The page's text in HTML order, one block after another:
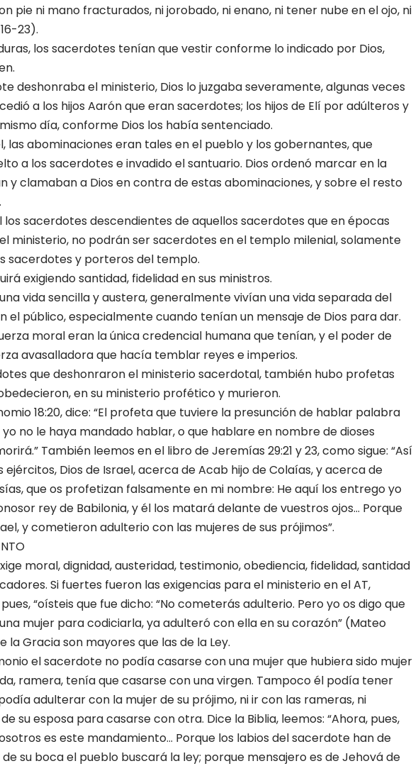
pie ni mano fracturados, ni jorobado, ni enano, ni tener nube en el ojo, ni
23).
los sacerdotes tenían que vestir conforme lo indicado por Dios,
deshonraba el ministerio, Dios lo juzgaba severamente, algunas veces
a los hijos Aarón que eran sacerdotes; los hijos de Elí por adúlteros y
día, conforme Dios los había sentenciado.
las abominaciones eran tales en el pueblo y los gobernantes, que
a los sacerdotes e invadido el santuario. Dios ordenó marcar en la
y clamaban a Dios en contra de estas abominaciones, y sobre el resto
los sacerdotes descendientes de aquellos sacerdotes que en épocas
ministerio, no podrán ser sacerdotes en el templo milenial, solamente
sacerdotes y porteros del templo.
exigiendo santidad, fidelidad en sus ministros.
una vida sencilla y austera, generalmente vivían una vida separada del
el público, especialmente cuando tenían un mensaje de Dios para dar.
moral eran la única credencial humana que tenían, y el poder de
avasalladora que hacía temblar reyes e imperios.
que deshonraron el ministerio sacerdotal, también hubo profetas
en su ministerio profético y murieron.
18:20, dice: “El profeta que tuviere la presunción de hablar palabra
no le haya mandado hablar, o que hablare en nombre de dioses
También leemos en el libro de Jeremías 29:21 y 23, como sigue: “Así
ejércitos, Dios de Israel, acerca de Acab hijo de Colaías, y acerca de
que os profetizan falsamente en mi nombre: He aquí los entrego yo
rey de Babilonia, y él los matará delante de vuestros ojos… Porque
y cometieron adulterio con las mujeres de sus prójimos”.
moral, dignidad, austeridad, testimonio, obediencia, fidelidad, santidad
Si fuertes fueron las exigencias para el ministerio en el AT,
“oísteis que fue dicho: “No cometerás adulterio. Pero yo os digo que
mujer para codiciarla, ya adulteró con ella en su corazón” (Mateo
la Gracia son mayores que las de la Ley.
el sacerdote no podía casarse con una mujer que hubiera sido mujer
ramera, tenía que casarse con una virgen. Tampoco él podía tener
adulterar con la mujer de su prójimo, ni ir con las rameras, ni
su esposa para casarse con otra. Dice la Biblia, leemos: “Ahora, pues,
es este mandamiento… Porque los labios del sacerdote han de
su boca el pueblo buscará la ley; porque mensajero es de Jehová de